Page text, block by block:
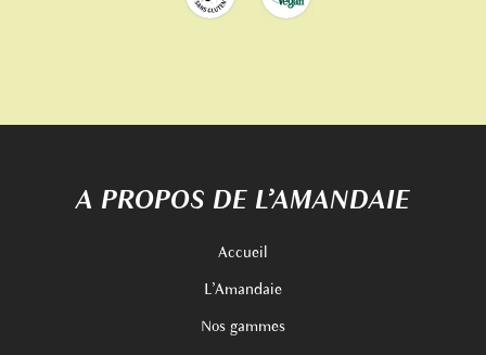
A PROPOS DE L’AMANDAIE
Accueil
L’Amandaie
Nos gammes